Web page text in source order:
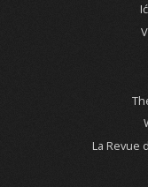
La Revue